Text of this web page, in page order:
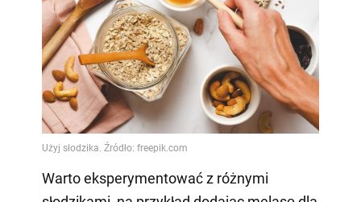
Warto eksperymentować z różnymi